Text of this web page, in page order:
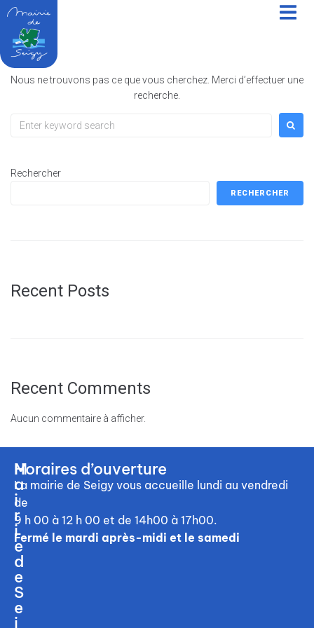
principal
Nous ne trouvons pas ce que vous cherchez. Merci d’effectuer une
recherche.
Rechercher
RECHERCHER
Recent Posts
Recent Comments
Aucun commentaire à afficher.
M
a
i
r
i
e
d
e
S
e
i
Horaires d’ouverture
La mairie de Seigy vous accueille lundi au vendredi
de
9 h 00 à 12 h 00 et de 14h00 à 17h00.
Fermé le mardi après-midi et le samedi